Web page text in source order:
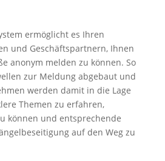
ermöglicht es Ihren
und Geschäftspartnern, Ihnen
anonym melden zu können. So
zur Meldung abgebaut und
werden damit in die Lage
Themen zu erfahren,
können und entsprechende
auf den Weg zu